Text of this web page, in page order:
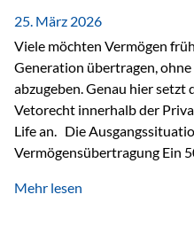
Besonders hervorzuheben
liechtensteinischen
25. März 2026
Viele möchten Vermögen
Generation übertragen,
abzugeben. Genau hier setzt
Vetorecht innerhalb der
Life an. Die
Vermögensübertragung Ein
der steuerliche Freibetrag
Mehr lesen